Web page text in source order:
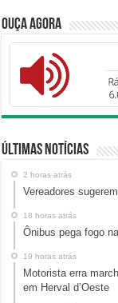
Ouça Agora
Últimas Notícias
2 horas atrás
Vereadores
18 horas atrás
Ônibus pega fogo
19 horas atrás
Motorista erra
em Herval d’Oeste